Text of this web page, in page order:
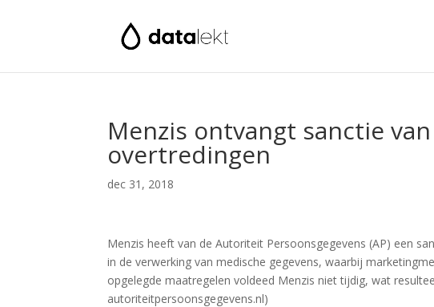
Menzis ontvangt sanctie
overtredingen
dec 31, 2018
Menzis heeft van de Autoriteit Persoonsgegevens (AP) een
in de verwerking van medische gegevens, waarbij
opgelegde maatregelen voldeed Menzis niet tijdig, wat
autoriteitpersoonsgegevens.nl)